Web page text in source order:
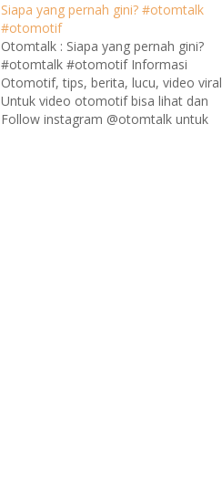
Siapa yang pernah gini? #otomtalk
#otomotif
Otomtalk : Siapa yang pernah gini?
#otomtalk #otomotif Informasi
Otomotif, tips, berita, lucu, video viral
Untuk video otomotif bisa lihat dan
Follow instagram @otomtalk untuk